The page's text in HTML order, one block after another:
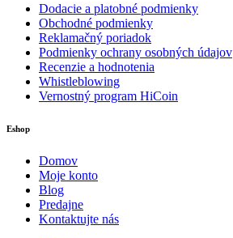
Dodacie a platobné podmienky
Obchodné podmienky
Reklamačný poriadok
Podmienky ochrany osobných údajov
Recenzie a hodnotenia
Whistleblowing
Vernostný program HiCoin
Eshop
Domov
Moje konto
Blog
Predajne
Kontaktujte nás